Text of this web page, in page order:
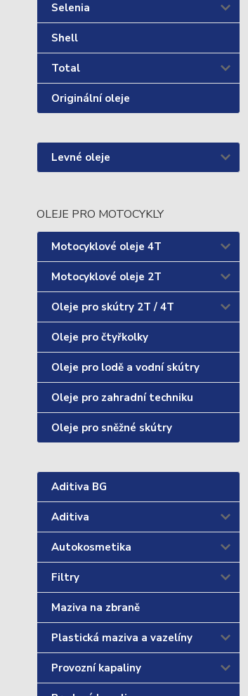
Selenia
Shell
Total
Originální oleje
Levné oleje
OLEJE PRO MOTOCYKLY
Motocyklové oleje 4T
Motocyklové oleje 2T
Oleje pro skútry 2T / 4T
Oleje pro čtyřkolky
Oleje pro lodě a vodní skútry
Oleje pro zahradní techniku
Oleje pro sněžné skútry
Aditiva BG
Aditiva
Autokosmetika
Filtry
Maziva na zbraně
Plastická maziva a vazelíny
Provozní kapaliny